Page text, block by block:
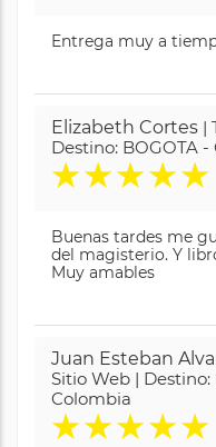
Entrega muy a
Elizabeth Cortes |
Destino: BOGOTA
★★★★★
Buenas tardes me
del magisterio. Y
Muy amables
Juan Esteban
Sitio Web |
Colombia
★★★★★